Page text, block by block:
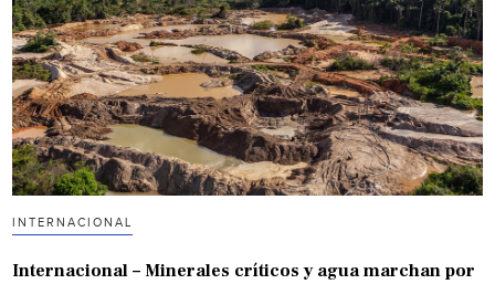
INTERNACIONAL
Internacional – Minerales críticos y agua marchan por